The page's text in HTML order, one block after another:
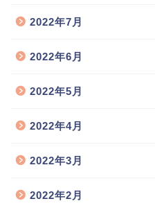
2022年7月
2022年6月
2022年5月
2022年4月
2022年3月
2022年2月